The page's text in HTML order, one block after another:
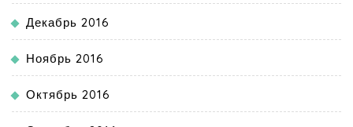
Декабрь 2016
Ноябрь 2016
Октябрь 2016